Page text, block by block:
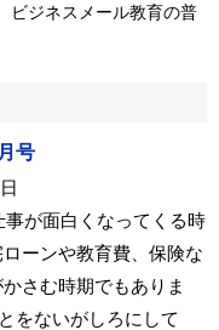
ビジネスメール教育の普
号
が面白くなってくる時
ーンや教育費、保険な
さむ時期でもありま
をないがしろにして